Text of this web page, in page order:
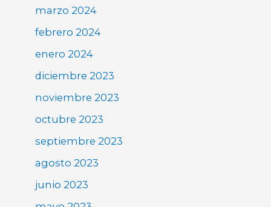
marzo 2024
febrero 2024
enero 2024
diciembre 2023
noviembre 2023
octubre 2023
septiembre 2023
agosto 2023
junio 2023